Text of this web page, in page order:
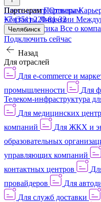
Пресс-центрОтзывы
КонтактыЛицензии
и деловая этика Все о
ПартнерамПартнерам
+7 (351) 220-81-32
Челябинск
Подключить сейчас
Назад
Для отраслей
Для e-commerce и
промышленности
Для
Телеком-инфраструктура
Для медицинских
компаний
Для ЖКХ и
образовательных
управляющих компаний
контактных центров
провайдеров
Для
Для служб доставки